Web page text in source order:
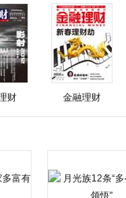
财 金融理财